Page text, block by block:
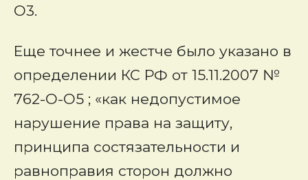
О3.
Еще точнее и жестче было указано в
определении КС РФ от 15.11.2007 №
762-О-О5 ; «как недопустимое
нарушение права на защиту,
принципа состязательности и
равноправия сторон должно